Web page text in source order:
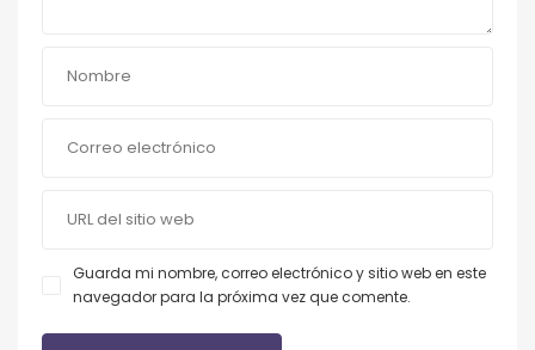
Guarda mi nombre, correo electrónico y sitio web en este
navegador para la próxima vez que comente.